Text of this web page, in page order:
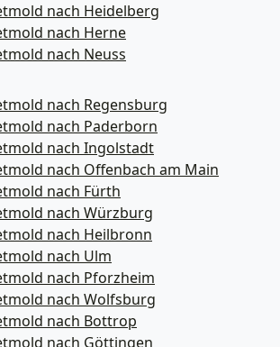
nach Heidelberg
nach Herne
nach Neuss
nach Regensburg
nach Paderborn
nach Ingolstadt
nach Offenbach am Main
nach Fürth
nach Würzburg
nach Heilbronn
nach Ulm
nach Pforzheim
nach Wolfsburg
nach Bottrop
nach Göttingen